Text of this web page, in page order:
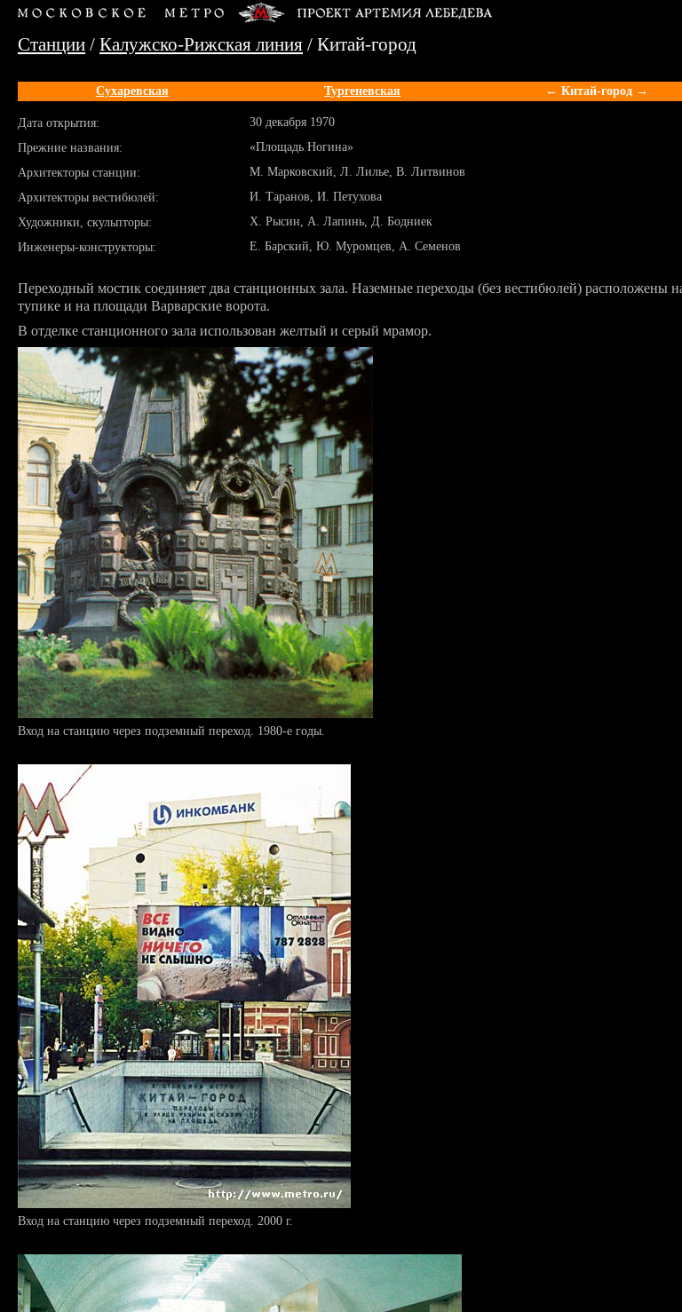
Станции / Калужско-Рижская линия / Китай-город
Сухаревская Тургеневская ← Китай-город →
Дата открытия:
30 декабря 1970
Прежние названия:
«Площадь Ногина»
Архитекторы станции:
М. Марковский, Л. Лилье, В. Литвинов
Архитекторы вестибюлей:
И. Таранов, И. Петухова
Художники, скульпторы:
Х. Рысин, А. Лапинь, Д. Бодниек
Инженеры-конструкторы:
Е. Барский, Ю. Муромцев, А. Семенов
Переходный мостик соединяет два станционных зала. Наземные переходы (без вестибюлей)
тупике и на площади Варварские ворота.
В отделке станционного зала использован желтый и серый мрамор.
Вход на станцию через подземный переход. 1980-е годы.
Вход на станцию через подземный переход. 2000 г.